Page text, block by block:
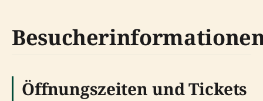
Öffnungszeiten und Tickets